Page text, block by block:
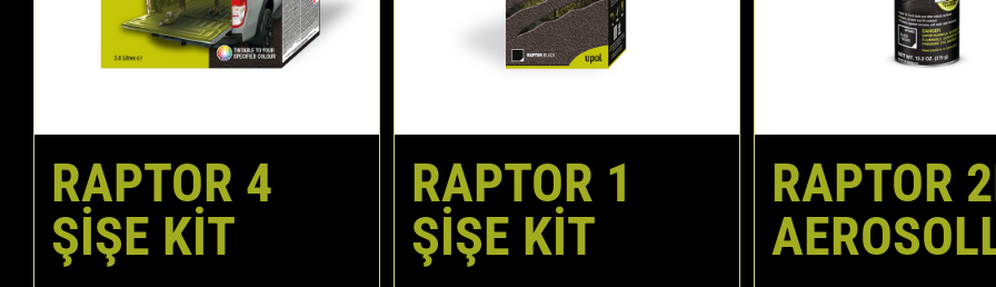
RAPTOR 4
ŞIŞE KIT
RAPTOR 1
ŞIŞE KIT
RAPTOR